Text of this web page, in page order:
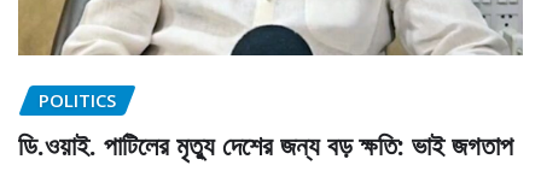
POLITICS
ডি.ওয়াই. পাটিলের মৃত্যু দেশের জন্য বড় ক্ষতি: ভাই জগতাপ